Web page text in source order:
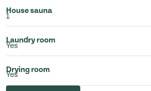
House sauna
1
Laundry room
Yes
Drying room
Yes